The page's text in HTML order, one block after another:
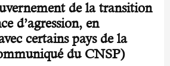
de la transition
d’agression, en
certains pays de la
du CNSP)